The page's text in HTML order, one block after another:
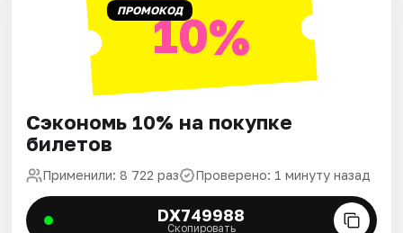
ПРОМОКОД10%
Сэкономь 10% на покупке
билетов
Применили: 8 722 раз Проверено: 1 минуту назад
DX749988
Скопировать